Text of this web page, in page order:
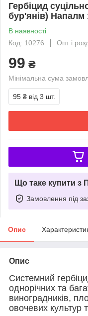
Гербіцид
бур'янів)
В наявності
Код: 10276
Опт і
99 ₴
Мінімальна сума
95 ₴ від 3 шт.
Що таке купити з
Замовлення під
Опис
Опис
Системний
однорічних та
виноградників,
овочевих культур